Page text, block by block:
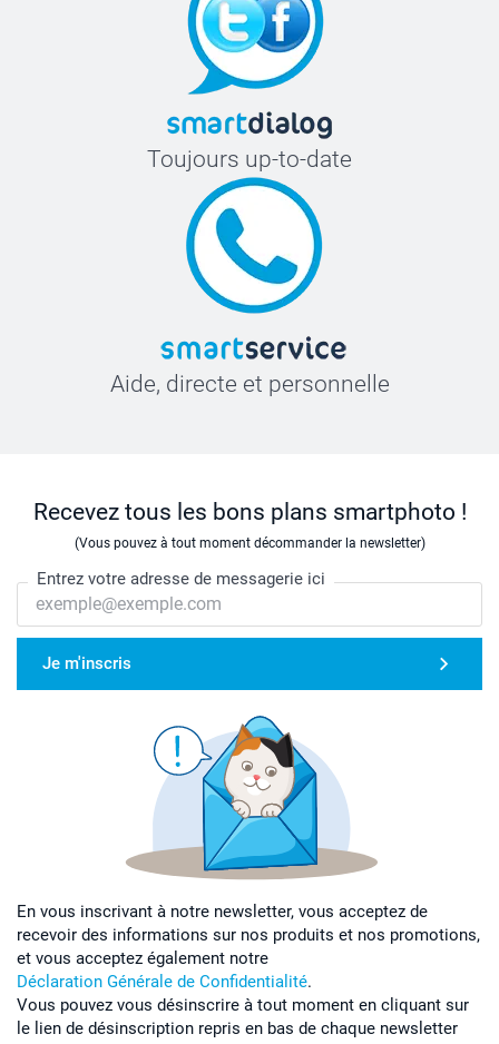
Toujours up-to-date
Aide, directe et personnelle
Recevez tous les bons plans smartphoto !
(Vous pouvez à tout moment décommander la newsletter)
Entrez votre adresse de messagerie ici
Je m'inscris
En vous inscrivant à notre newsletter, vous acceptez de
recevoir des informations sur nos produits et nos promotions,
et vous acceptez également notre
Déclaration Générale de Confidentialité.
Vous pouvez vous désinscrire à tout moment en cliquant sur
le lien de désinscription repris en bas de chaque newsletter